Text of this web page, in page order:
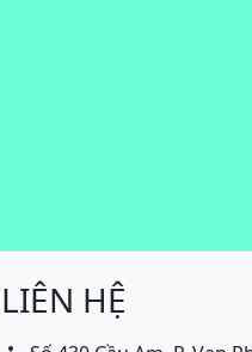
LIÊN HỆ